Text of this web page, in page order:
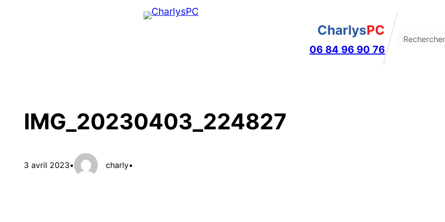
CharlysPC
06 84 96 90 76
Search
IMG_20230403_224827
3 avril 2023• charly•